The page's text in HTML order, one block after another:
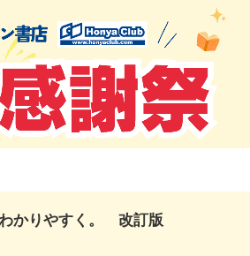
かりやすく。 改訂版